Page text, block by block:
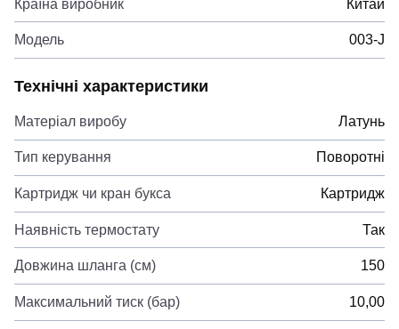
Країна виробник Китай
Модель 003-J
Технічні характеристики
Матеріал виробу Латунь
Тип керування Поворотні
Картридж чи кран букса Картридж
Наявність термостату Так
Довжина шланга (см) 150
Максимальний тиск (бар) 10,00